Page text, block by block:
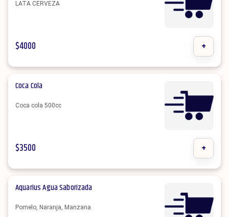
LATA CERVEZA
$4000 +
Coca Cola
Coca cola 500cc
$3500 +
Aquarius Agua Saborizada
Pomelo, Naranja, Manzana